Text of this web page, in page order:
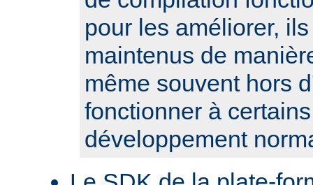
pour les améliorer,
maintenus de
même souvent hors
fonctionner à
développement